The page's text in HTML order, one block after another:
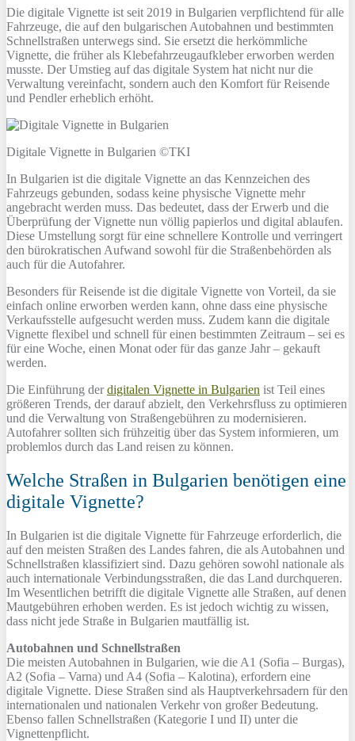
Die digitale Vignette ist seit 2019 in Bulgarien verpflichtend für alle
Fahrzeuge, die auf den bulgarischen Autobahnen und bestimmten
Schnellstraßen unterwegs sind. Sie ersetzt die herkömmliche
Vignette, die früher als Klebefahrzeugaufkleber erworben werden
musste. Der Umstieg auf das digitale System hat nicht nur die
Verwaltung vereinfacht, sondern auch den Komfort für Reisende
und Pendler erheblich erhöht.
Digitale Vignette in Bulgarien ©TKI
In Bulgarien ist die digitale Vignette an das Kennzeichen des
Fahrzeugs gebunden, sodass keine physische Vignette mehr
angebracht werden muss. Das bedeutet, dass der Erwerb und die
Überprüfung der Vignette nun völlig papierlos und digital ablaufen.
Diese Umstellung sorgt für eine schnellere Kontrolle und verringert
den bürokratischen Aufwand sowohl für die Straßenbehörden als
auch für die Autofahrer.
Besonders für Reisende ist die digitale Vignette von Vorteil, da sie
einfach online erworben werden kann, ohne dass eine physische
Verkaufsstelle aufgesucht werden muss. Zudem kann die digitale
Vignette flexibel und schnell für einen bestimmten Zeitraum – sei es
für eine Woche, einen Monat oder für das ganze Jahr – gekauft
werden.
Die Einführung derdigitalen Vignette in Bulgarien ist Teil eines
größeren Trends, der darauf abzielt, den Verkehrsfluss zu optimieren
und die Verwaltung von Straßengebühren zu modernisieren.
Autofahrer sollten sich frühzeitig über das System informieren, um
problemlos durch das Land reisen zu können.
Welche Straßen in Bulgarien benötigen eine
digitale Vignette?
In Bulgarien ist die digitale Vignette für Fahrzeuge erforderlich, die
auf den meisten Straßen des Landes fahren, die als Autobahnen und
Schnellstraßen klassifiziert sind. Dazu gehören sowohl nationale als
auch internationale Verbindungsstraßen, die das Land durchqueren.
Im Wesentlichen betrifft die digitale Vignette alle Straßen, auf denen
Mautgebühren erhoben werden. Es ist jedoch wichtig zu wissen,
dass nicht jede Straße in Bulgarien mautfällig ist.
Autobahnen und Schnellstraßen
Die meisten Autobahnen in Bulgarien, wie die A1 (Sofia – Burgas),
A2 (Sofia – Varna) und A4 (Sofia – Kalotina), erfordern eine
digitale Vignette. Diese Straßen sind als Hauptverkehrsadern für den
internationalen und nationalen Verkehr von großer Bedeutung.
Ebenso fallen Schnellstraßen (Kategorie I und II) unter die
Vignettenpflicht.